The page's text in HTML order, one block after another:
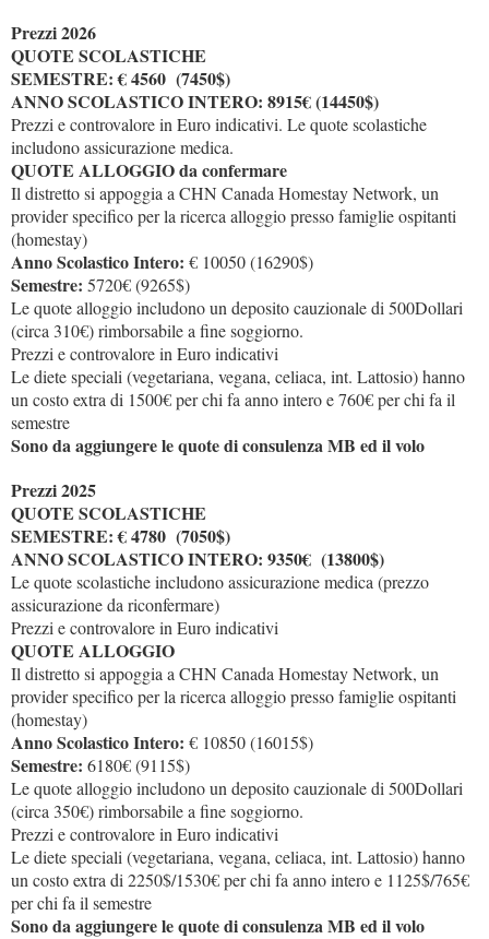
Prezzi 2026
QUOTE SCOLASTICHE
SEMESTRE: € 4560 (7450$)
ANNO SCOLASTICO INTERO: 8915€ (14450$)
Prezzi e controvalore in Euro indicativi. Le quote scolastiche
includono assicurazione medica.
QUOTE ALLOGGIO da confermare
Il distretto si appoggia a CHN Canada Homestay Network, un
provider specifico per la ricerca alloggio presso famiglie ospitanti
(homestay)
Anno Scolastico Intero: € 10050 (16290$)
Semestre: 5720€ (9265$)
Le quote alloggio includono un deposito cauzionale di 500Dollari
(circa 310€) rimborsabile a fine soggiorno.
Prezzi e controvalore in Euro indicativi
Le diete speciali (vegetariana, vegana, celiaca, int. Lattosio) hanno
un costo extra di 1500€ per chi fa anno intero e 760€ per chi fa il
semestre
Sono da aggiungere le quote di consulenza MB ed il volo
Prezzi 2025
QUOTE SCOLASTICHE
SEMESTRE: € 4780 (7050$)
ANNO SCOLASTICO INTERO: 9350€ (13800$)
Le quote scolastiche includono assicurazione medica (prezzo
assicurazione da riconfermare)
Prezzi e controvalore in Euro indicativi
QUOTE ALLOGGIO
Il distretto si appoggia a CHN Canada Homestay Network, un
provider specifico per la ricerca alloggio presso famiglie ospitanti
(homestay)
Anno Scolastico Intero: € 10850 (16015$)
Semestre: 6180€ (9115$)
Le quote alloggio includono un deposito cauzionale di 500Dollari
(circa 350€) rimborsabile a fine soggiorno.
Prezzi e controvalore in Euro indicativi
Le diete speciali (vegetariana, vegana, celiaca, int. Lattosio) hanno
un costo extra di 2250$/1530€ per chi fa anno intero e 1125$/765€
per chi fa il semestre
Sono da aggiungere le quote di consulenza MB ed il volo